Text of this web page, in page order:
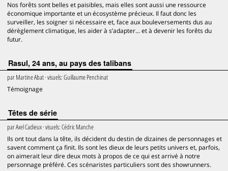
Nos forêts sont belles et paisibles, mais elles sont aussi une ressource
économique importante et un écosystème précieux. Il faut donc les
surveiller, les soigner si nécessaire et, face aux bouleversements dus au
dérèglement climatique, les aider à s’adapter... et à devenir les forêts du
futur.
Rasul, 24 ans, au pays des talibans
parMartine Abat· visuels:Guillaume Penchinat
Témoignage
Têtes de série
parAxel Cadieux· visuels:Cédric Manche
Ils ont tout dans la tête, ils décident du destin de dizaines de personnages et
savent comment ça finit. Ils sont les dieux de leurs petits univers et, parfois,
on aimerait leur dire deux mots à propos de ce qui est arrivé à notre
personnage préféré. Ces scénaristes particuliers sont des showrunners.